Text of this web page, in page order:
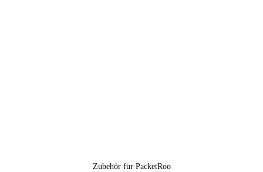
Zubehör für PacketRoo